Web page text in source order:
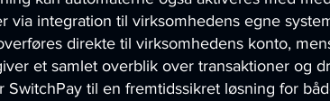
via integration til virksomhedens egne
direkte til virksomhedens konto,
et samlet overblik over transaktioner og
til en fremtidssikret løsning for